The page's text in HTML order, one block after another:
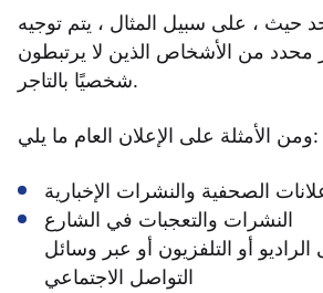
حيث ، على سبيل المثال ، يتم توجيه
محدد من الأشخاص الذين لا يرتبطون
شخصيًا بالتاجر.
ومن الأمثلة على الإعلان العام ما يلي:
الصحفية والنشرات الإخبارية
النشرات والتعجبات في الشارع
أو التلفزيون أو عبر وسائل
التواصل الاجتماعي